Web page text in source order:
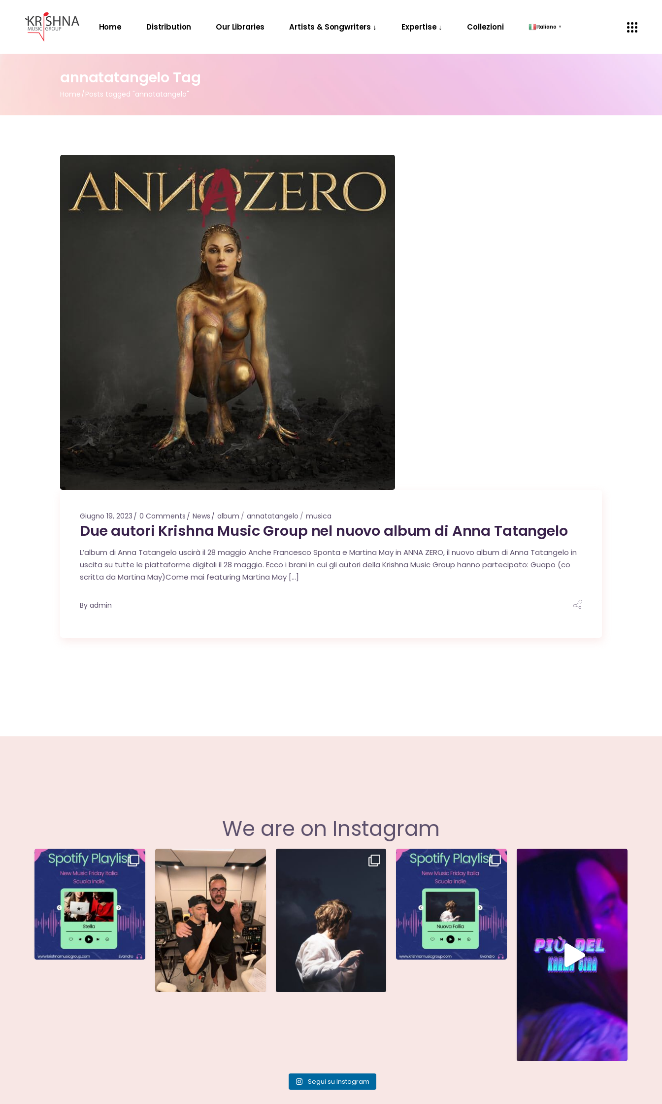
Home Distribution Our Libraries Artists & Songwriters ↓ Expertise ↓ Collezioni Italiano ▼
Projects
annatatangelo Tag
Home Posts tagged "annatatangelo"
Giugno 19, 2023 0 Comments News album annatatangelo musica
Due autori Krishna Music Group nel nuovo album di Anna Tatangelo
L’album di Anna Tatangelo uscirà il 28 maggio Anche Francesco Sponta e Martina May in ANNA ZERO, il nuovo album di Anna Tatangelo in
uscita su tutte le piattaforme digitali il 28 maggio. Ecco i brani in cui gli autori della Krishna Music Group hanno partecipato: Guapo (co
scritta da Martina May)Come mai featuring Martina May […]
By admin
We are on Instagram
Stella di @musicadievandro è
disponibile su tutte...
Siamo entusiasti di annunciare
che @moseofficial...
Nuova Follia è finalmente vostra e
sta già...
Singolo: “calamita”
Di @vinmart1n...
Segui su Instagram